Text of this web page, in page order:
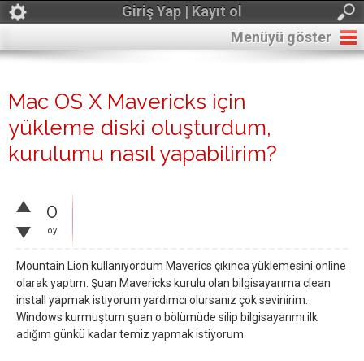
Giriş Yap | Kayıt ol
Menüyü göster
Mac OS X Mavericks için
yükleme diski oluşturdum,
kurulumu nasıl yapabilirim?
0
oy
Mountain Lion kullanıyordum Maverics çıkınca yüklemesini online
olarak yaptım. Şuan Mavericks kurulu olan bilgisayarıma clean
install yapmak istiyorum yardımcı olursanız çok sevinirim.
Windows kurmuştum şuan o bölümüde silip bilgisayarımı ilk
adığım günkü kadar temiz yapmak istiyorum.